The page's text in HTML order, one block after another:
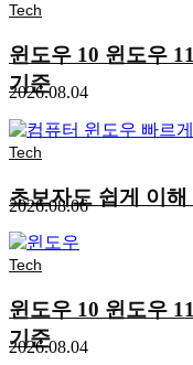
Tech
윈도우 10 윈도우
기준
2026.08.04
Tech
초보자도 쉽게 이
2026.08.06
Tech
윈도우 10 윈도우
기준
2026.08.04